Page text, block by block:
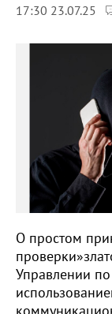
17:30 23.07.25
О простом
Управлении